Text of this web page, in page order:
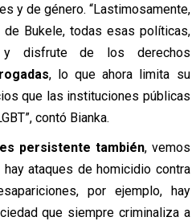
y de género. “Lastimosamente,
Bukele, todas esas políticas,
disfrute de los derechos
, lo que ahora limita su
que las instituciones públicas
contó Bianka.
persistente también, vemos
ataques de homicidio contra
por ejemplo, hay
que siempre criminaliza a